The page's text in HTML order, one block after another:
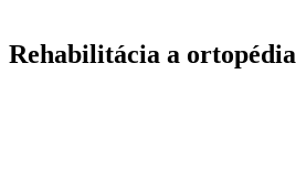
Rehabilitácia a ortopédia